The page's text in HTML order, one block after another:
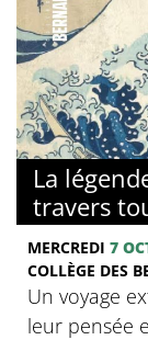
La
travers
MERCREDI 7
COLLÈGE DES
Un voyage
leur pensée